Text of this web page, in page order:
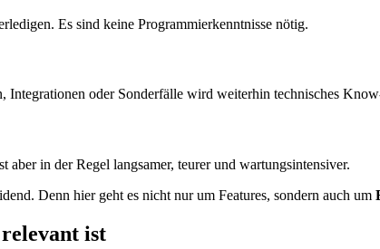
Es sind keine Programmierkenntnisse nötig.
Integrationen oder Sonderfälle wird weiterhin technisches
in der Regel langsamer, teurer und wartungsintensiver.
Denn hier geht es nicht nur um Features, sondern auch um
ist